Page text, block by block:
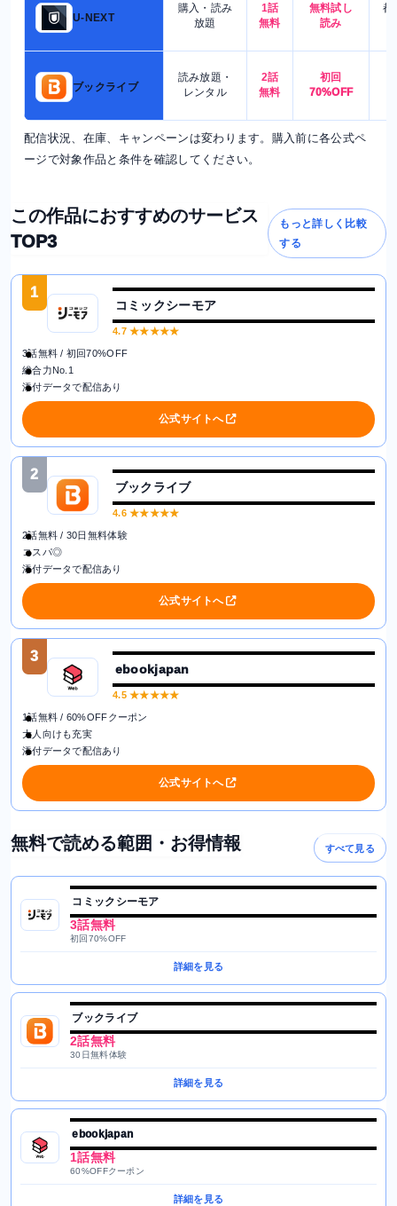
U-NEXT
購入・読み
放題
1話
無料
無料試し
読み
都
ブックライブ
読み放題・
レンタル
2話
無料
初回
70%OFF
配信状況、在庫、キャンペーンは変わります。購入前に各公式ペ
ージで対象作品と条件を確認してください。
この作品におすすめのサービス
TOP3
もっと詳しく比較
する
1
コミックシーモア
4.7★★★★★
3話無料 / 初回70%OFF
総合力No.1
添付データで配信あり
公式サイトへ
2
ブックライブ
4.6★★★★★
2話無料 / 30日無料体験
コスパ◎
添付データで配信あり
公式サイトへ
3
ebookjapan
4.5★★★★★
1話無料 / 60%OFFクーポン
大人向けも充実
添付データで配信あり
公式サイトへ
無料で読める範囲・お得情報 すべて見る
コミックシーモア
3話無料
初回70%OFF
詳細を見る
ブックライブ
2話無料
30日無料体験
詳細を見る
ebookjapan
1話無料
60%OFFクーポン
詳細を見る